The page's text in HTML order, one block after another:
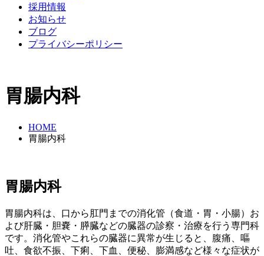
採用情報
お知らせ
ブログ
プライバシーポリシー
胃腸内科
HOME
胃腸内科
胃腸内科
胃腸内科は、口から肛門までの消化管（食道・胃・小腸）お
よび肝臓・胆嚢・膵臓などの臓器の診察・治療を行う専門科
です。消化管やこれらの臓器に異常が生じると、腹痛、嘔
吐、食欲不振、下痢、下血、便秘、膨満感など様々な症状が